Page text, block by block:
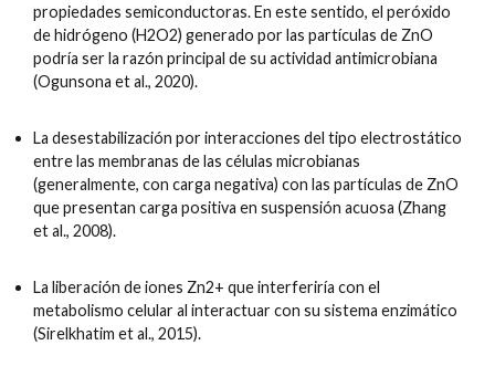
propiedades semiconductoras. En este sentido, el peróxido
de hidrógeno (H2O2) generado por las partículas de ZnO
podría ser la razón principal de su actividad antimicrobiana
(Ogunsona et al., 2020).
La desestabilización por interacciones del tipo electrostático
entre las membranas de las células microbianas
(generalmente, con carga negativa) con las partículas de ZnO
que presentan carga positiva en suspensión acuosa (Zhang
et al., 2008).
La liberación de iones Zn2+ que interferiría con el
metabolismo celular al interactuar con su sistema enzimático
(Sirelkhatim et al., 2015).